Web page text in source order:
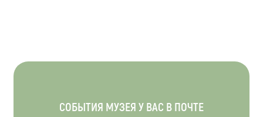
СОБЫТИЯ МУЗЕЯ У ВАС В ПОЧТЕ